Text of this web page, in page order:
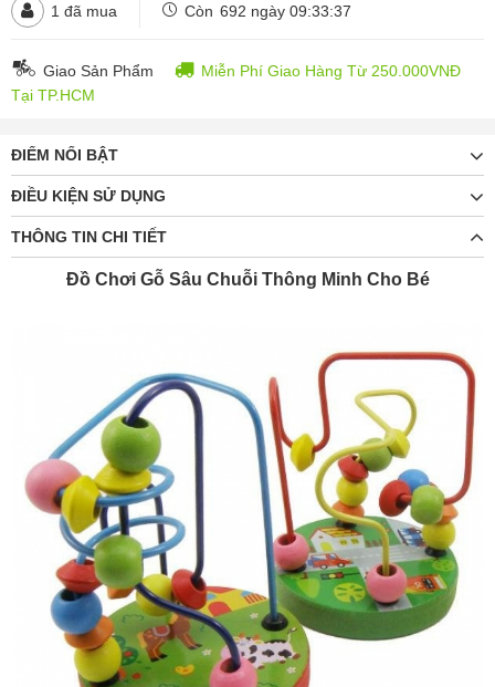
1 đã mua Còn 692 ngày 09:33:36
Giao Sản Phẩm
Miễn Phí Giao Hàng Từ 250.000VNĐ
Tại TP.HCM
ĐIỂM NỔI BẬT
ĐIỀU KIỆN SỬ DỤNG
THÔNG TIN CHI TIẾT
Đồ Chơi Gỗ Sâu Chuỗi Thông Minh Cho Bé